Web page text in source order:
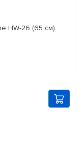
HW-26 (65 см)